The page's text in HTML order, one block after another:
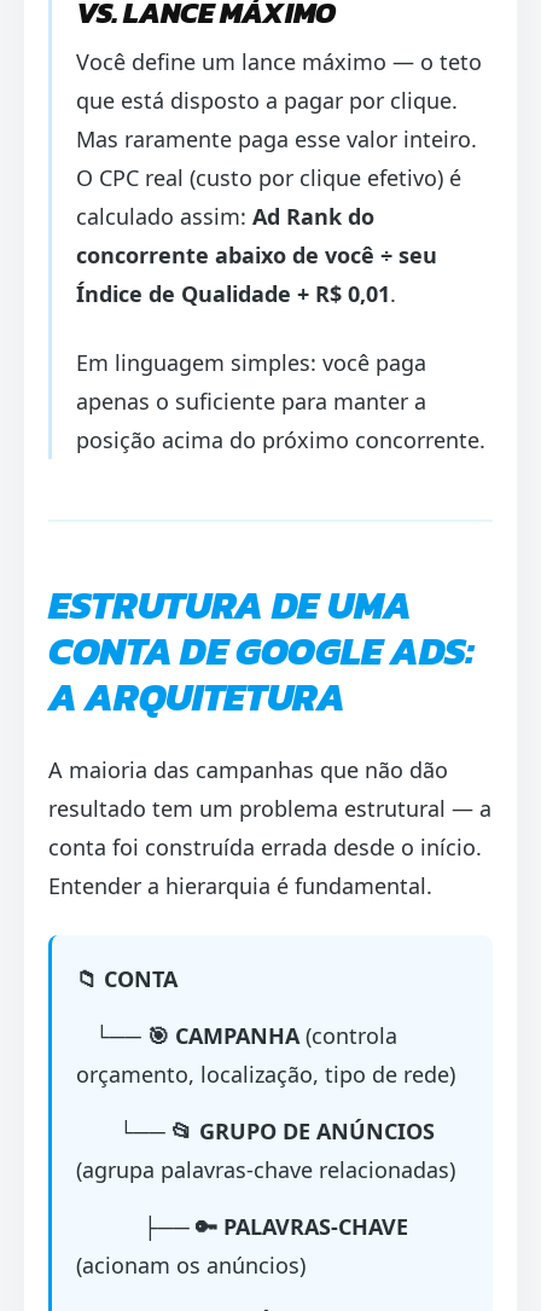
VS. LANCE MÁXIMO
Você define um lance máximo — o teto
que está disposto a pagar por clique.
Mas raramente paga esse valor inteiro.
O CPC real (custo por clique efetivo) é
calculado assim: Ad Rank do
concorrente abaixo de você ÷ seu
Índice de Qualidade + R$ 0,01.
Em linguagem simples: você paga
apenas o suficiente para manter a
posição acima do próximo concorrente.
ESTRUTURA DE UMA
CONTA DE GOOGLE ADS:
A ARQUITETURA
A maioria das campanhas que não dão
resultado tem um problema estrutural — a
conta foi construída errada desde o início.
Entender a hierarquia é fundamental.
📁 CONTA
└── 🎯 CAMPANHA(controla
orçamento, localização, tipo de rede)
└── 📂 GRUPO DE ANÚNCIOS
(agrupa palavras-chave relacionadas)
├── 🔑 PALAVRAS-CHAVE
(acionam os anúncios)